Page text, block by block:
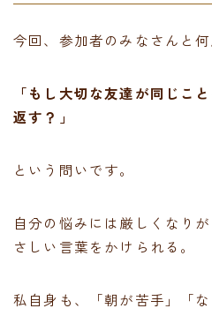
今回、参加者のみなさんと何
「もし大切な友達が同じこ
返す？」
という問いです。
自分の悩みには厳しくなり
さしい言葉をかけられる。
私自身も、「朝が苦手」「な